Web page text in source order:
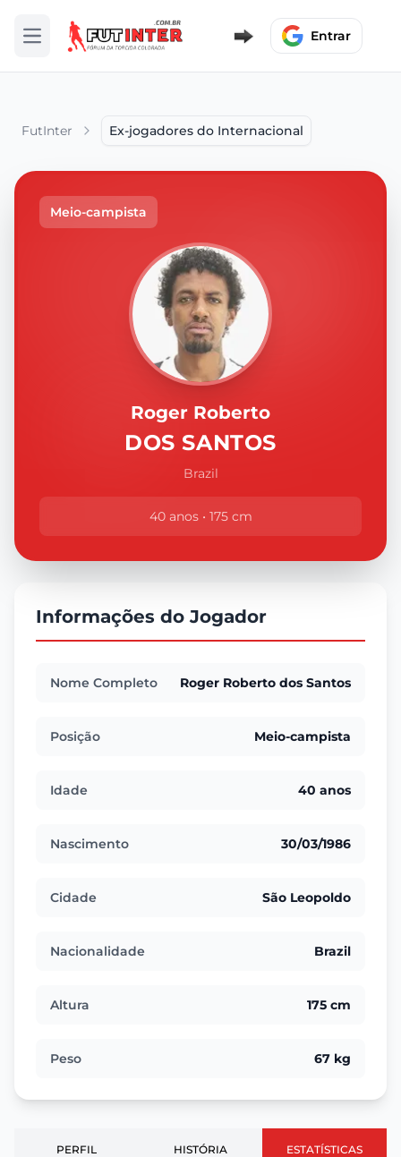
Abrir menu Entrar
FutInter Ex-jogadores do Internacional
Meio-campista
Roger Roberto
DOS SANTOS
Brazil
40 anos • 175 cm
Informações do Jogador
Nome Completo Roger Roberto dos Santos
Posição Meio-campista
Idade 40 anos
Nascimento 30/03/1986
Cidade São Leopoldo
Nacionalidade Brazil
Altura 175 cm
Peso 67 kg
PERFIL HISTÓRIA ESTATÍSTICAS